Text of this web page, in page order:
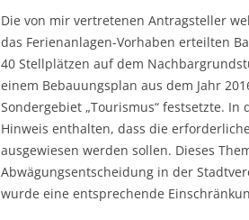
Die von mir vertretenen Antragsteller
das Ferienanlagen-Vorhaben erteilten
40 Stellplätzen auf dem
einem Bebauungsplan aus dem Jahr
Sondergebiet „Tourismus“ festsetzte.
Hinweis enthalten, dass die
ausgewiesen werden sollen. Dieses
Abwägungsentscheidung in der
wurde eine entsprechende